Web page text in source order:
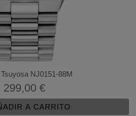
NJ0151-88M
299,00 €
A CARRITO